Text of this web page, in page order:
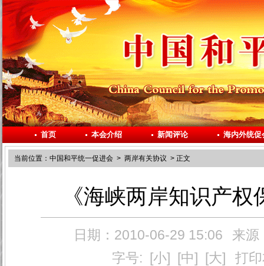
首页 本会介绍 新闻评论 海内外统促
当前位置： 中国和平统一促进会 > 两岸有关协议 > 正文
《海峡两岸知识产
日期：2010-06-29 15:06
来源
字号: [小] [中] [大] 打